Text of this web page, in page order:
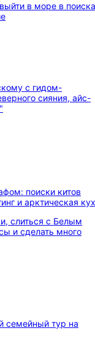
в море в
поиски китов
и арктическая
слиться с Белым
и сделать много